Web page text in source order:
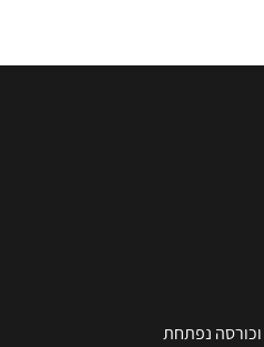
וכורסה נפתחת